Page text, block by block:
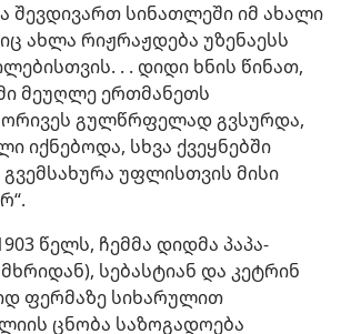
შევდივართ სინათლეში იმ ახალი
ახლა რიჟრაჟდება უზენაესს
. . დიდი ხნის წინათ,
მეუღლე ერთმანეთს
გულწრფელად გვსურდა,
იქნებოდა, სხვა ქვეყნებში
უფლისთვის მისი
წელს, ჩემმა დიდმა პაპა-
სებასტიან და კეტრინ
ფერმაზე სიხარულით
ცნობა საზოგადოება